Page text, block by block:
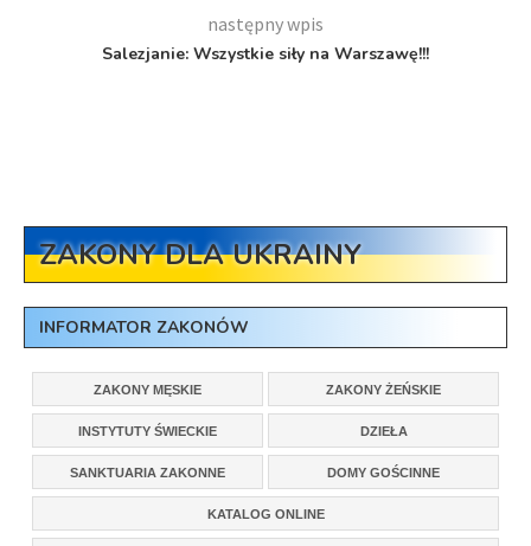
następny wpis
Salezjanie: Wszystkie siły na Warszawę!!!
ZAKONY DLA UKRAINY
INFORMATOR ZAKONÓW
ZAKONY MĘSKIE ZAKONY ŻEŃSKIE
INSTYTUTY ŚWIECKIE DZIEŁA
SANKTUARIA ZAKONNE DOMY GOŚCINNE
KATALOG ONLINE